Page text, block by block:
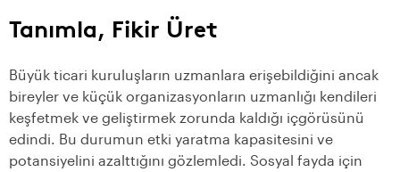
Tanımla, Fikir Üret
Büyük ticari kuruluşların uzmanlara erişebildiğini ancak
bireyler ve küçük organizasyonların uzmanlığı kendileri
keşfetmek ve geliştirmek zorunda kaldığı içgörüsünü
edindi. Bu durumun etki yaratma kapasitesini ve
potansiyelini azalttığını gözlemledi. Sosyal fayda için